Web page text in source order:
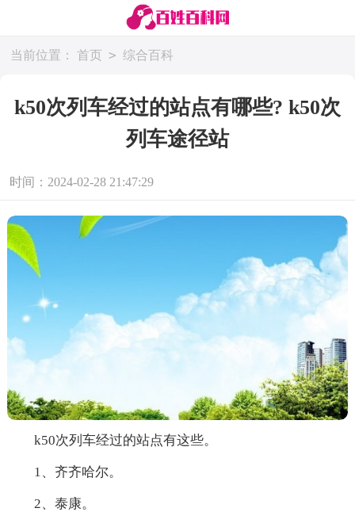
当前位置： 首页 > 综合百科
k50次列车经过的站点有哪些? k50次
列车途径站
时间：2024-02-28 21:47:29
k50次列车经过的站点有这些。
1、齐齐哈尔。
2、泰康。